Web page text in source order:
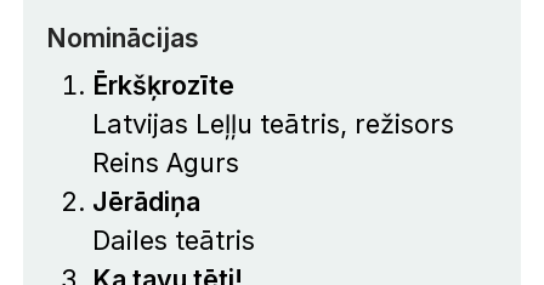
Nominācijas
Ērkšķrozīte
Latvijas Leļļu teātris, režisors
Reins Agurs
Jērādiņa
Dailes teātris